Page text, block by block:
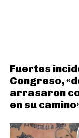
Fuertes
Congreso,
arrasaron
en su